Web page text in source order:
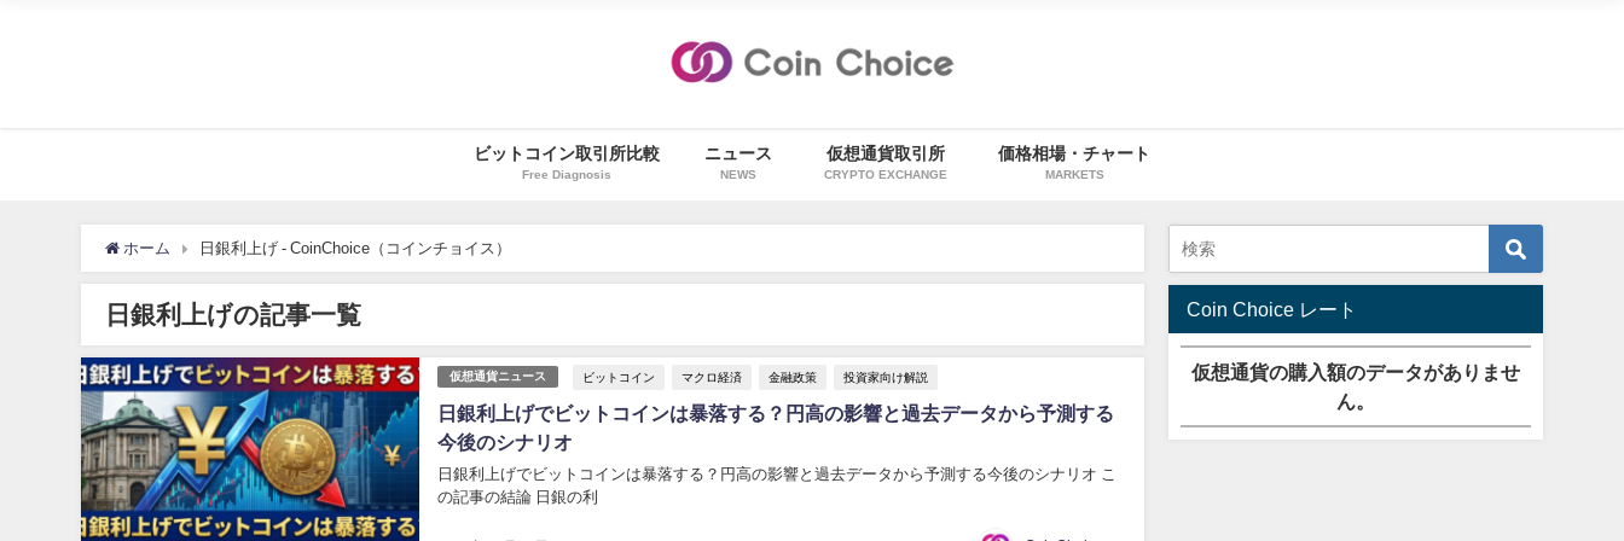
ビットコイン取引所比較
Free Diagnosis
ニュース
NEWS
仮想通貨取引所
CRYPTO EXCHANGE
価格相場・チャート
MARKETS
ホーム 日銀利上げ - CoinChoice（コインチョイス）
日銀利上げの記事一覧
仮想通貨ニュース ビットコイン マクロ経済 金融政策 投資家向け解説
日銀利上げでビットコインは暴落する？円高の影響と過去データから予測する
今後のシナリオ
日銀利上げでビットコインは暴落する？円高の影響と過去データから予測する今後のシナリオ こ
の記事の結論 日銀の利
Coin Choice レート
仮想通貨の購入額のデータがありませ
ん。